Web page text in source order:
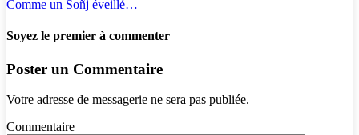
Comme un Soñj éveillé…
Soyez le premier à commenter
Poster un Commentaire
Votre adresse de messagerie ne sera pas publiée.
Commentaire